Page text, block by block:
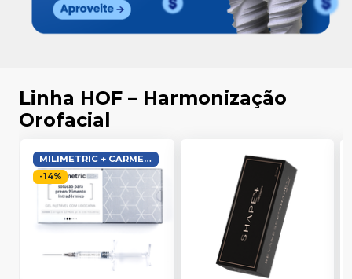
Linha HOF – Harmonização
Orofacial
MILIMETRIC + CARMED GRÁTIS
-14%